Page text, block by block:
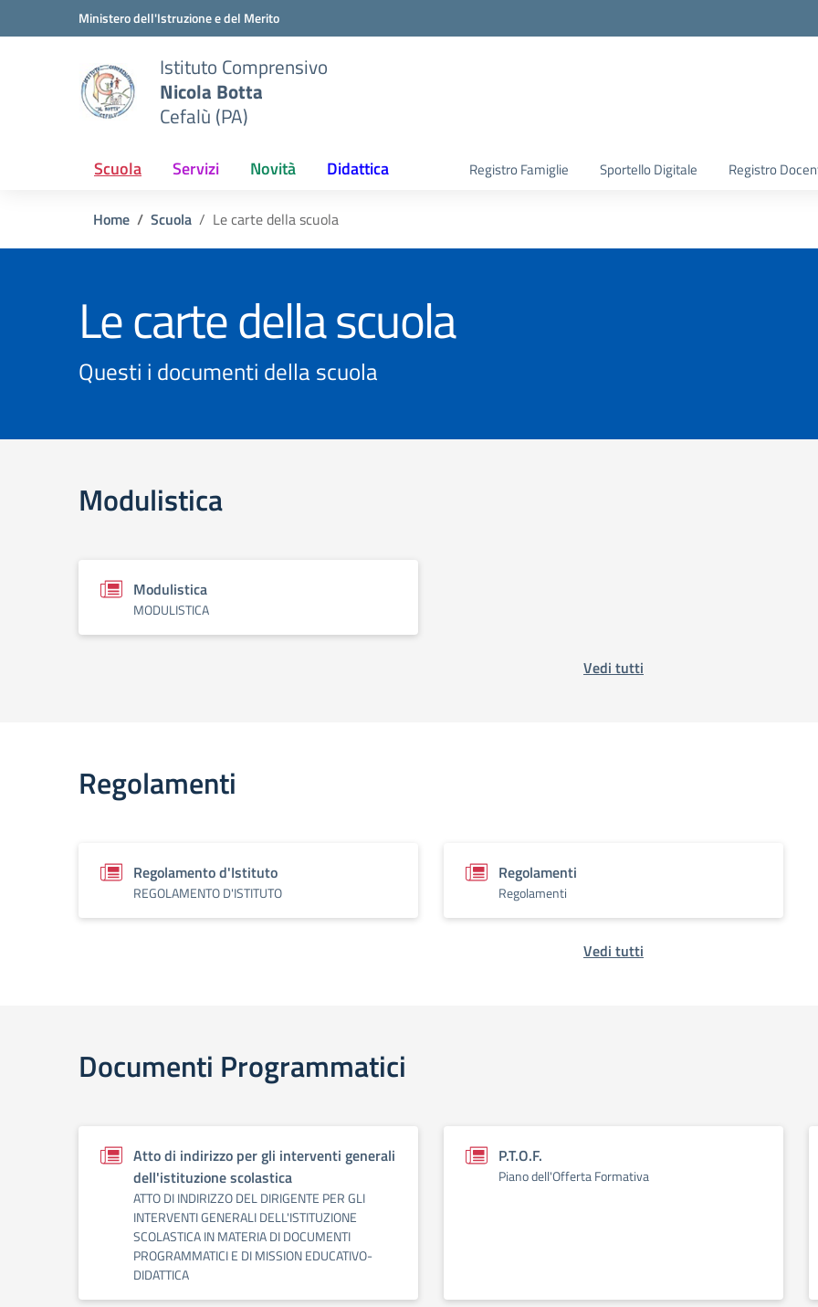
Vai ai contenuti
Vai al menu di navigazioneMinistero dell'Istruzione e del Merito
Istituto Comprensivo
Nicola Botta
Cefalù (PA)
Scuola Servizi Novità Didattica Registro Famiglie Sportello Digitale Registro
Home Scuola Le carte della scuola
Le carte della scuola
Questi i documenti della scuola
Modulistica
Modulistica
MODULISTICA
Vedi tutti
Regolamenti
Regolamento d'Istituto
REGOLAMENTO D'ISTITUTO
Regolamenti
Regolamenti
Vedi tutti
Documenti Programmatici
Atto di indirizzo per gli interventi generali
dell'istituzione scolastica
ATTO DI INDIRIZZO DEL DIRIGENTE PER GLI
INTERVENTI GENERALI DELL'ISTITUZIONE
SCOLASTICA IN MATERIA DI DOCUMENTI
PROGRAMMATICI E DI MISSION EDUCATIVO-
DIDATTICA
P.T.O.F.
Piano dell'Offerta Formativa